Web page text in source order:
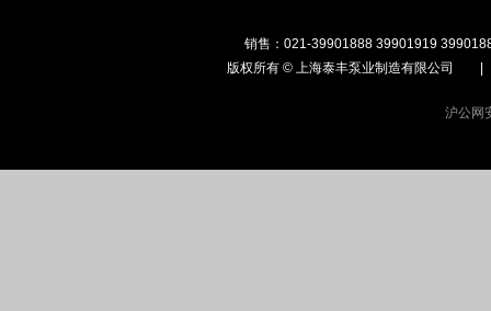
销售：021-39901888 39901919
版权所有 © 上海泰丰泵业制 造有限公
沪公网